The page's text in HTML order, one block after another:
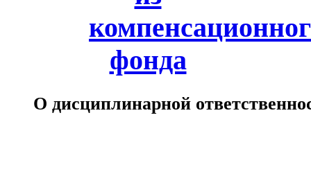
фонда
О дисциплинарной